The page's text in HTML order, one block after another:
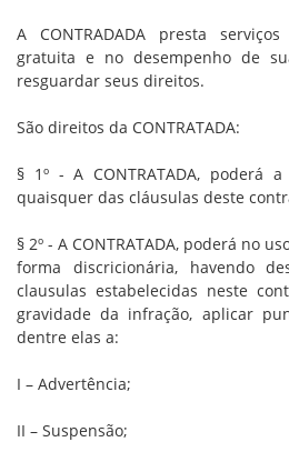
A CONTRADADA presta
gratuita e no desempenho de
resguardar seus direitos.
São direitos da CONTRATADA:
§ 1º - A CONTRATADA, poderá
quaisquer das cláusulas deste
§ 2º - A CONTRATADA, poderá no
forma discricionária, havendo
clausulas estabelecidas neste
gravidade da infração, aplicar
dentre elas a:
I – Advertência;
II – Suspensão;